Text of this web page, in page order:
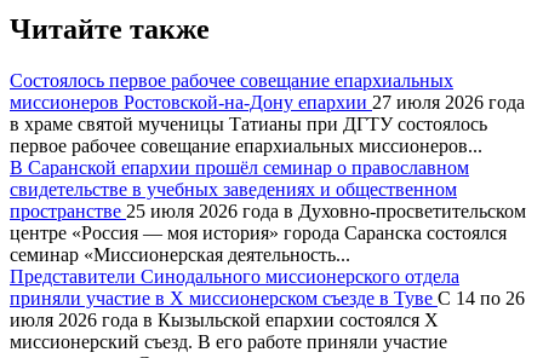
Читайте также
Состоялось первое рабочее совещание епархиальных
миссионеров Ростовской-на-Дону епархии 27 июля 2026 года
в храме святой мученицы Татианы при ДГТУ состоялось
первое рабочее совещание епархиальных миссионеров...
В Саранской епархии прошёл семинар о православном
свидетельстве в учебных заведениях и общественном
пространстве 25 июля 2026 года в Духовно-просветительском
центре «Россия — моя история» города Саранска состоялся
семинар «Миссионерская деятельность...
Представители Синодального миссионерского отдела
приняли участие в X миссионерском съезде в Туве С 14 по 26
июля 2026 года в Кызыльской епархии состоялся X
миссионерский съезд. В его работе приняли участие